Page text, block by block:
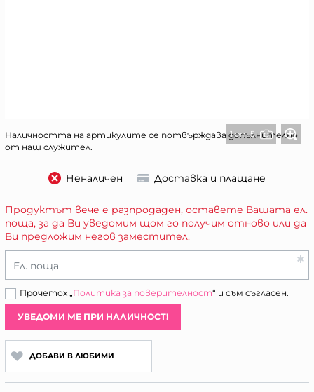
1 от 5
Наличността на артикулите се потвърждава допълнително
от наш служител.
Неналичен Доставка и плащане
Продуктът вече е разпродаден, оставете Вашата ел.
поща, за да Ви уведомим щом го получим отново или да
Ви предложим негов заместител.
Ел. поща
Прочетох „Политика за поверителност“ и съм съгласен.
УВЕДОМИ МЕ ПРИ НАЛИЧНОСТ!
ДОБАВИ В ЛЮБИМИ